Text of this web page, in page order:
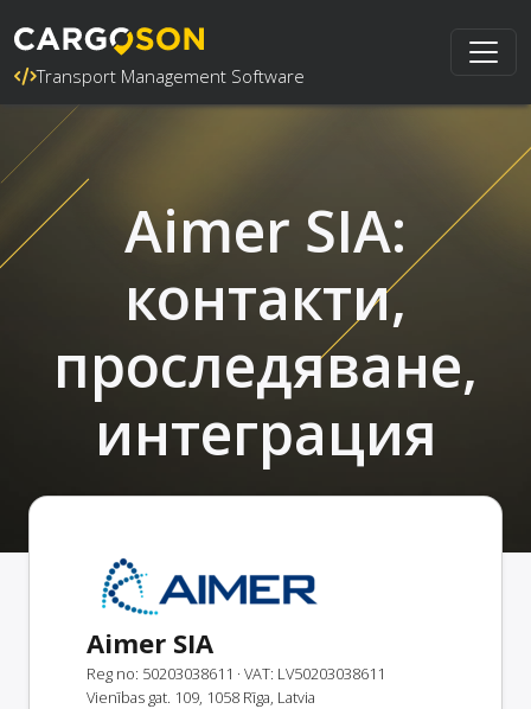
Transport Management Software
Aimer SIA:
контакти,
проследяване,
интеграция
Aimer SIA
Reg no: 50203038611 · VAT: LV50203038611
Vienības gat. 109, 1058 Rīga, Latvia